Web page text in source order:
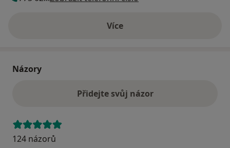
Víceo adrese
Názory
Přidejte svůj názor
124 názorů